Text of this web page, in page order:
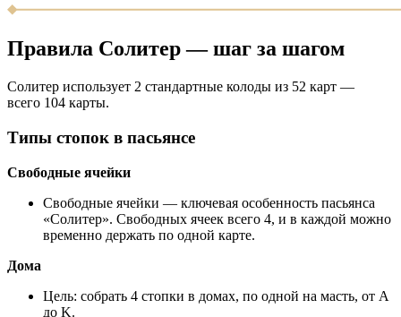
Правила Солитер — шаг за шагом
Солитер использует 2 стандартные колоды из 52 карт —
всего 104 карты.
Типы стопок в пасьянсе
Свободные ячейки
Свободные ячейки — ключевая особенность пасьянса
«Солитер». Свободных ячеек всего 4, и в каждой можно
временно держать по одной карте.
Дома
Цель: собрать 4 стопки в домах, по одной на масть, от A
до K.